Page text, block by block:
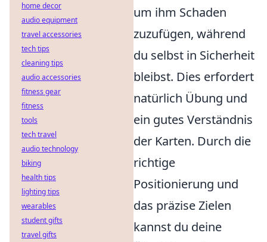
um ihm Schaden
zuzufügen, während
du selbst in Sicherheit
bleibst. Dies erfordert
natürlich Übung und
ein gutes Verständnis
der Karten. Durch die
richtige
Positionierung und
das präzise Zielen
kannst du deine
home decor
audio equipment
travel accessories
tech tips
cleaning tips
audio accessories
fitness gear
fitness
tools
tech travel
audio technology
biking
health tips
lighting tips
wearables
student gifts
travel gifts